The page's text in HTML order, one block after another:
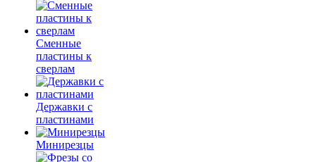
Сменные
пластины к
сверлам
Державки с
пластинами
Минирезцы